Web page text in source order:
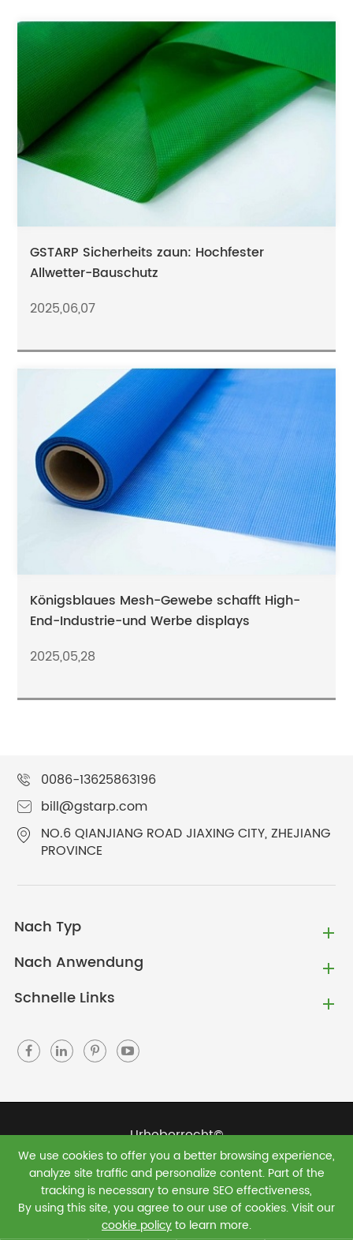
GSTARP Sicherheits zaun: Hochfester
Allwetter-Bauschutz
2025,06,07
Königsblaues Mesh-Gewebe schafft High-
End-Industrie-und Werbe displays
2025,05,28
0086-13625863196
bill@gstarp.com
NO.6 QIANJIANG ROAD JIAXING CITY, ZHEJIANG
PROVINCE
Nach Typ
Nach Anwendung
Schnelle Links
Urheberrecht©
Jiaxing Green Shield New Materials Co., Ltd.Alle
Rechte vorbehalten.
Sitemap
| Datenschutz richtlinie
We use cookies to offer you a better browsing experience,
analyze site traffic and personalize content. Part of the
tracking is necessary to ensure SEO effectiveness,
By using this site, you agree to our use of cookies. Visit our
cookie policyto learn more.